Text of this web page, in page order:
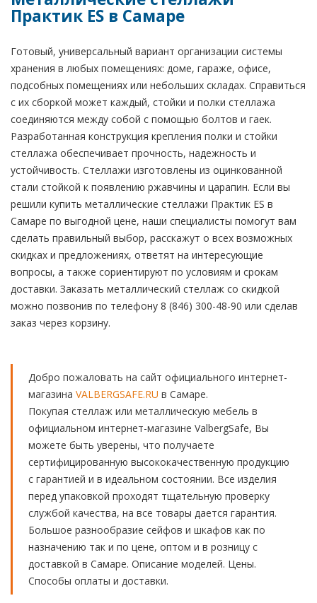
Практик ES в Самаре
Готовый, универсальный вариант организации системы
хранения в любых помещениях: доме, гараже, офисе,
подсобных помещениях или небольших складах. Справиться
с их сборкой может каждый, стойки и полки стеллажа
соединяются между собой с помощью болтов и гаек.
Разработанная конструкция крепления полки и стойки
стеллажа обеспечивает прочность, надежность и
устойчивость. Стеллажи изготовлены из оцинкованной
стали стойкой к появлению ржавчины и царапин. Если вы
решили купить металлические стеллажи Практик ES в
Самаре по выгодной цене, наши специалисты помогут вам
сделать правильный выбор, расскажут о всех возможных
скидках и предложениях, ответят на интересующие
вопросы, а также сориентируют по условиям и срокам
доставки. Заказать металлический стеллаж со скидкой
можно позвонив по телефону 8 (846) 300-48-90 или сделав
заказ через корзину.
Добро пожаловать на сайт официального интернет-
магазина VALBERGSAFE.RU в Самаре.
Покупая стеллаж или металлическую мебель в
официальном интернет-магазине ValbergSafe, Вы
можете быть уверены, что получаете
сертифицированную высококачественную продукцию
с гарантией и в идеальном состоянии. Все изделия
перед упаковкой проходят тщательную проверку
службой качества, на все товары дается гарантия.
Большое разнообразие сейфов и шкафов как по
назначению так и по цене, оптом и в розницу с
доставкой в Самаре. Описание моделей. Цены.
Способы оплаты и доставки.